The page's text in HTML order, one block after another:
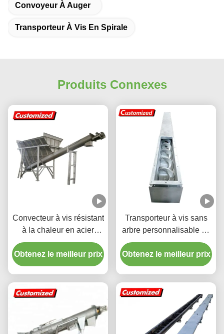
Convoyeur À Auger
Transporteur À Vis En Spirale
Produits Connexes
Convecteur à vis résistant
à la chaleur en acier
inoxydable personnalisé
Convecteur à vis flexible
pour l'industrie minière et
Obtenez le meilleur prix
Transporteur à vis sans
arbre personnalisable en
acier inoxydable pour une
manipulation de
matériaux à haut
Obtenez le meilleur prix